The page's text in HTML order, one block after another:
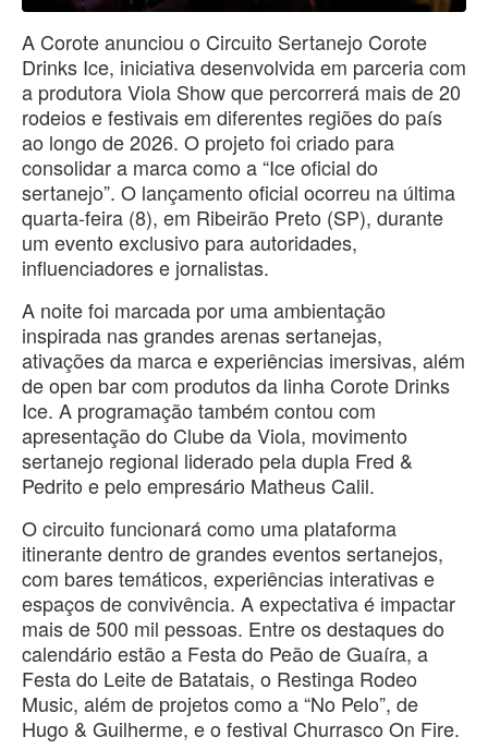
A Corote anunciou o Circuito Sertanejo Corote
Drinks Ice, iniciativa desenvolvida em parceria com
a produtora Viola Show que percorrerá mais de 20
rodeios e festivais em diferentes regiões do país
ao longo de 2026. O projeto foi criado para
consolidar a marca como a “Ice oficial do
sertanejo”. O lançamento oficial ocorreu na última
quarta-feira (8), em Ribeirão Preto (SP), durante
um evento exclusivo para autoridades,
influenciadores e jornalistas.
A noite foi marcada por uma ambientação
inspirada nas grandes arenas sertanejas,
ativações da marca e experiências imersivas, além
de open bar com produtos da linha Corote Drinks
Ice. A programação também contou com
apresentação do Clube da Viola, movimento
sertanejo regional liderado pela dupla Fred &
Pedrito e pelo empresário Matheus Calil.
O circuito funcionará como uma plataforma
itinerante dentro de grandes eventos sertanejos,
com bares temáticos, experiências interativas e
espaços de convivência. A expectativa é impactar
mais de 500 mil pessoas. Entre os destaques do
calendário estão a Festa do Peão de Guaíra, a
Festa do Leite de Batatais, o Restinga Rodeo
Music, além de projetos como a “No Pelo”, de
Hugo & Guilherme, e o festival Churrasco On Fire.